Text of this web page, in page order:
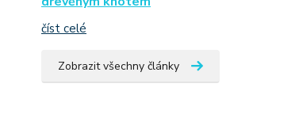
číst celé
Zobrazit všechny články